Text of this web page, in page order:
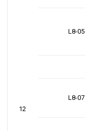
12
L8-05
L8-07